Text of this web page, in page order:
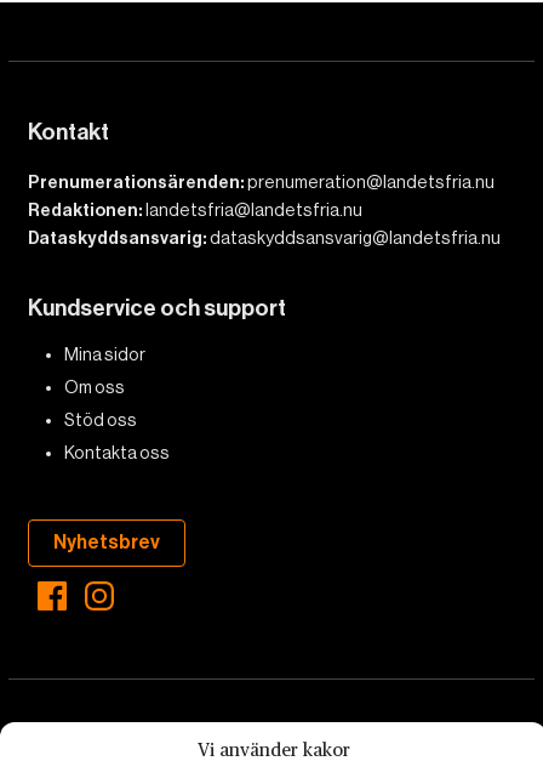
Vi använder kakor
Kontakt
Prenumerationsärenden:prenumeration@landetsfria.nu
Redaktionen: landetsfria@landetsfria.nu
Dataskyddsansvarig:dataskyddsansvarig@landetsfria.nu
Kundservice och support
Mina sidor
Om oss
Stöd oss
Kontakta oss
Nyhetsbrev